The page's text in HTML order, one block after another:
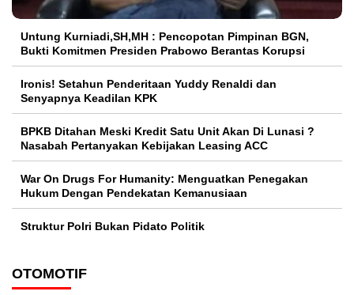
Untung Kurniadi,SH,MH : Pencopotan Pimpinan BGN,
Bukti Komitmen Presiden Prabowo Berantas Korupsi
Ironis! Setahun Penderitaan Yuddy Renaldi dan
Senyapnya Keadilan KPK
BPKB Ditahan Meski Kredit Satu Unit Akan Di Lunasi ?
Nasabah Pertanyakan Kebijakan Leasing ACC
War On Drugs For Humanity: Menguatkan Penegakan
Hukum Dengan Pendekatan Kemanusiaan
Struktur Polri Bukan Pidato Politik
OTOMOTIF